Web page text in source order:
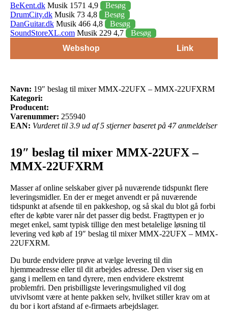
BeKent.dk Musik 1571 4,9
Besøg
DrumCity.dk Musik 73 4,8
Besøg
DanGuitar.dk Musik 466 4,8
Besøg
SoundStoreXL.com Musik 229 4,7
Besøg
Webshop
Link
Navn: 19″ beslag til mixer MMX-22UFX – MMX-22UFXRM
Kategori:
Producent:
Varenummer: 255940
EAN: Vurderet til 3.9 ud af 5 stjerner baseret på 47 anmeldelser
19″ beslag til mixer MMX-22UFX –
MMX-22UFXRM
Masser af online selskaber giver på nuværende tidspunkt flere
leveringsmidler. En der er meget anvendt er på nuværende
tidspunkt at afsende til en pakkeshop, og så skal du blot gå forbi
efter de købte varer når det passer dig bedst. Fragttypen er jo
meget enkel, samt typisk tillige den mest betalelige løsning til
levering ved køb af 19″ beslag til mixer MMX-22UFX – MMX-
22UFXRM.
Du burde endvidere prøve at vælge levering til din
hjemmeadresse eller til dit arbejdes adresse. Den viser sig en
gang i mellem en tand dyrere, men endvidere ekstremt
problemfri. Den prisbilligste leveringsmulighed vil dog
utvivlsomt være at hente pakken selv, hvilket stiller krav om at
du bor i kort afstand af e-firmaets arbejdslager.